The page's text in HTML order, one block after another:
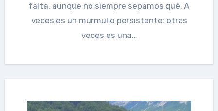
falta, aunque no siempre sepamos qué. A
veces es un murmullo persistente; otras
veces es una…